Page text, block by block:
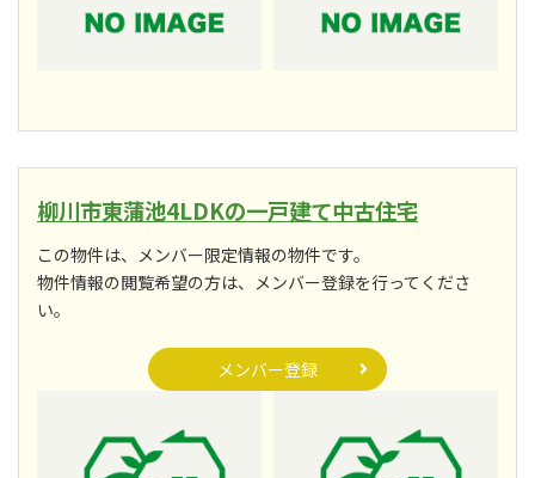
柳川市東蒲池4LDKの一戸建て中古住宅
この物件は、メンバー限定情報の物件です。
物件情報の閲覧希望の方は、メンバー登録を行ってくださ
い。
メンバー登録